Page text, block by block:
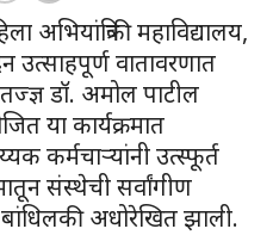
अभियांत्रिकी महाविद्यालय,
उत्साहपूर्ण वातावरणात
डॉ. अमोल पाटील
या कार्यक्रमात
कर्मचाऱ्यांनी उत्स्फूर्त
संस्थेची सर्वांगीण
अधोरेखित झाली.